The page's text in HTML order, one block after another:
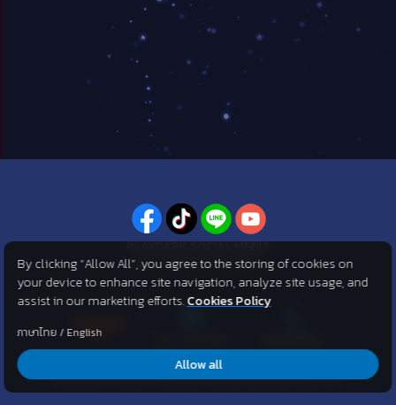
PLAYPARK SOCIAL MEDIA
ไม่พลาดทุกข่าวสารจาก PlayPark
©2007 KOG corporation . All Rights Reserved. ©2012 Asphere
Innovations Public Company Limited. All Rights Reserved.
By clicking “Allow All”, you agree to the storing of cookies on
your device to enhance site navigation, analyze site usage, and
assist in our marketing efforts.Cookies Policy
ภาษาไทย / English
Allow all